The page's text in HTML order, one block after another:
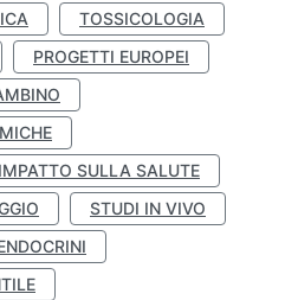
TOSSICOLOGIA
PROGETTI EUROPEI
SULLA SALUTE
STUDI IN VIVO